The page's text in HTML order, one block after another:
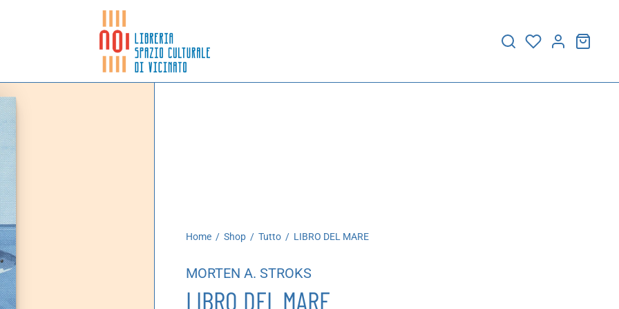
Home / Shop / Tutto / LIBRO DEL MARE
MORTEN A. STROKS
LIBRO DEL MARE